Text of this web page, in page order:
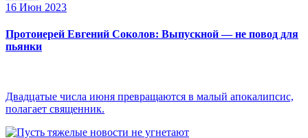
16 Июн 2023
Протоиерей Евгений Соколов: Выпускной — не повод для
пьянки
Двадцатые числа июня превращаются в малый апокалипсис,
полагает священник.